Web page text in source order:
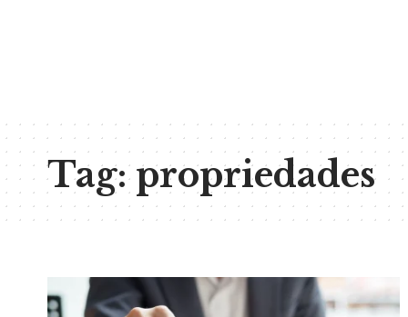
Tag:propriedades